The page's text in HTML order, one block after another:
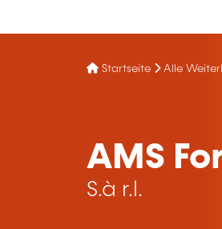
Startseite Alle
AMS
S.à r.l.